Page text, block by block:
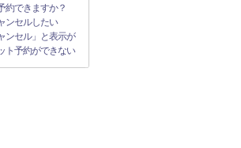
約できますか？
ンセルしたい
ンセル」と表示が
ト予約ができない